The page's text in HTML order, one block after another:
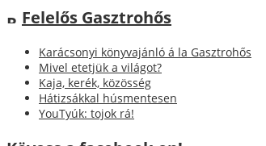
Felelős Gasztrohős
Karácsonyi könyvajánló á la Gasztrohős
Mivel etetjük a világot?
Kaja, kerék, közösség
Hátizsákkal húsmentesen
YouTyúk: tojok rá!